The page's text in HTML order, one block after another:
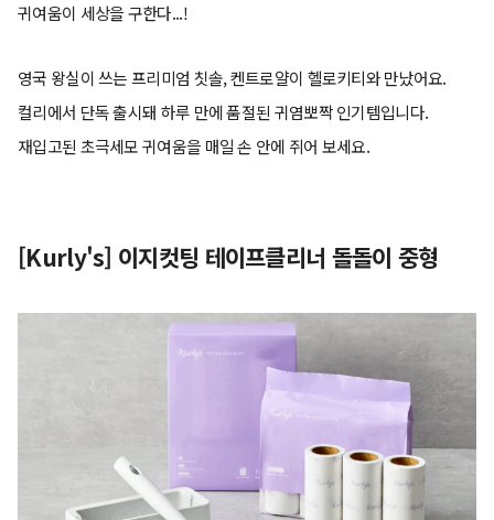
귀여움이 세상을 구한다...!
영국 왕실이 쓰는 프리미엄 칫솔, 켄트로얄이 헬로키티와 만났어요.
컬리에서 단독 출시돼 하루 만에 품절된 귀염뽀짝 인기템입니다.
재입고된 초극세모 귀여움을 매일 손 안에 쥐어 보세요.
[Kurly's] 이지컷팅 테이프클리너 돌돌이 중형